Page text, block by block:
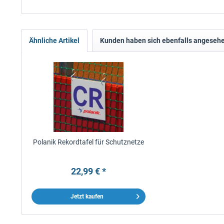
Ähnliche Artikel Kunden haben sich ebenfalls
Polanik Rekordtafel für Schutznetze
22,99 € *
Jetzt kaufen